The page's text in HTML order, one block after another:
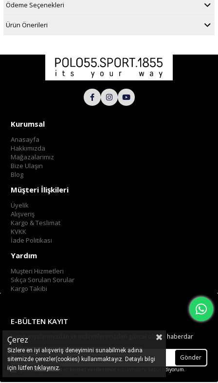
Ödeme Seçenekleri
Ürün Önerileri
Kurumsal
Anasayfa
Hakkımızda
Mağazalarımız
Bize Ulaşın
Blog
Müşteri İlişkileri
Üyelik
Alışveriş
Kargo & Teslimat
KVKK
İade Politikası
Yardım
Müşteri Hizmetleri
Sıkça Sorulan Sorular
Kargo Takibi
E-BÜLTEN KAYIT
Kampanyalarımızdan ve indirimlerimizden güncel olarak haberdar
olun.
Gönder
Üyelik koşullarını korunmasını kabul ediyorum.
Çerez
Sizlere en iyi alışveriş deneyimini sunabilmek adına
sitemizde çerezler(cookies) kullanmaktayız. Detaylı bilgi
için lütfentıklayınız.